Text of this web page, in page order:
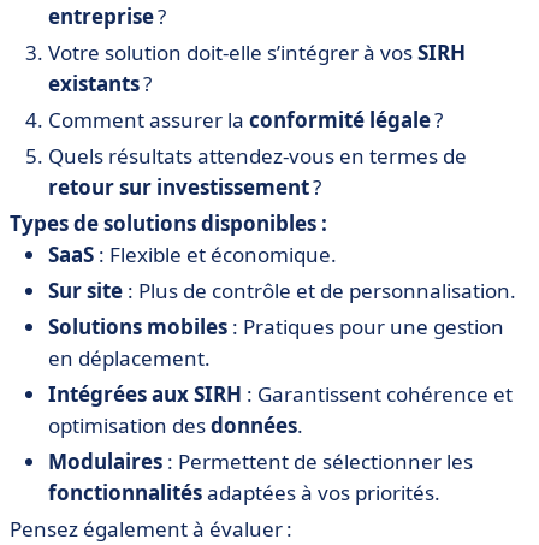
entreprise?
Votre solution doit-elle s’intégrer à vosSIRH
existants?
Comment assurer la conformité légale?
Quels résultats attendez-vous en termes de
retour sur investissement?
Types de solutions disponibles :
SaaS : Flexible et économique.
Sur site : Plus de contrôle et de personnalisation.
Solutions mobiles : Pratiques pour une gestion
en déplacement.
Intégrées aux SIRH : Garantissent cohérence et
optimisation desdonnées.
Modulaires : Permettent de sélectionner les
fonctionnalitésadaptées à vos priorités.
Pensez également à évaluer :